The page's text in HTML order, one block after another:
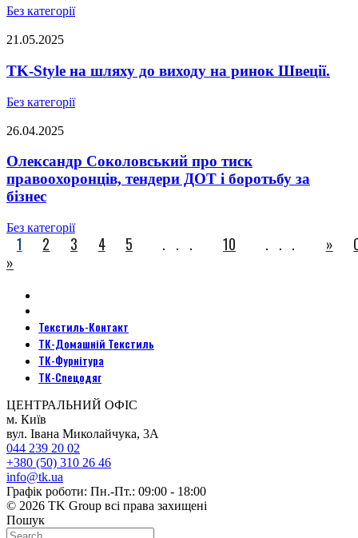
Без категорії
21.05.2025
TK-Style на шляху до виходу на ринок Швеції.
Без категорії
26.04.2025
Олександр Соколовський про тиск
правоохоронців, тендери ДОТ і боротьбу за
бізнес
Без категорії
1 2 3 4 5 ... 10 ... »
»
Текстиль-Контакт
ТК-Домашній Текстиль
ТК-Фурнітура
ТК-Спецодяг
ЦЕНТРАЛЬНИЙ ОФІС
м. Київ
вул. Івана Миколайчука, 3А
044 239 20 02
+380 (50) 310 26 46
info@tk.ua
Графік роботи: Пн.-Пт.: 09:00 - 18:00
© 2026 TK Group всі права захищені
Пошук